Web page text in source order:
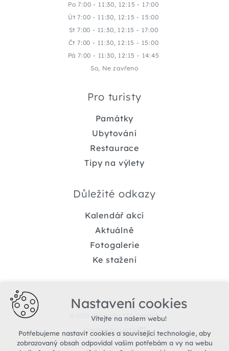
Po 7:00 - 11:30, 12:15 - 17:00
Út 7:00 - 11:30, 12:15 - 15:00
St 7:00 - 11:30, 12:15 - 17:00
Čt 7:00 - 11:30, 12:15 - 15:00
Pá 7:00 - 11:30, 12:15 - 14:45
So, Ne zavřeno
Pro turisty
Památky
Ubytování
Restaurace
Tipy na výlety
Důležité odkazy
Kalendář akcí
Aktuálně
Fotogalerie
Ke stažení
© 2026 Copyright TIC Jemnice
Created by xart.cz
Nastavení cookies
Vítejte na našem webu!
Potřebujeme nastavit cookies a související technologie, aby
zobrazovaný obsah odpovídal vašim potřebám a vy na webu